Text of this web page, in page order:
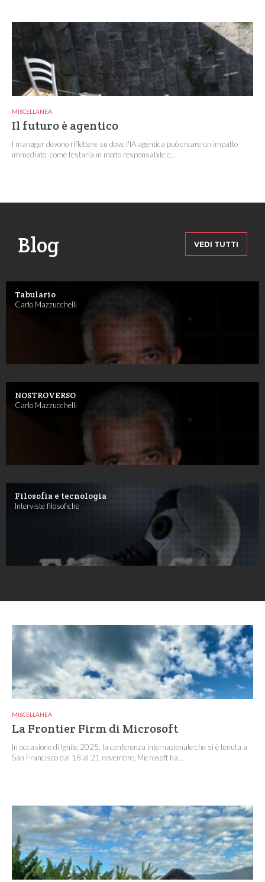
MISCELLANEA
Il futuro è agentico
I manager devono riflettere su dove l'IA agentica può creare un impatto
immediato, come testarla in modo responsabile e...
Blog VEDI TUTTI
Tabulario
Carlo Mazzucchelli
NOSTROVERSO
Carlo Mazzucchelli
Filosofia e tecnologia
Interviste filosofiche
MISCELLANEA
La Frontier Firm di Microsoft
In occasione di Ignite 2025, la conferenza internazionale che si è tenuta a
San Francisco dal 18 al 21 novembre, Microsoft ha...